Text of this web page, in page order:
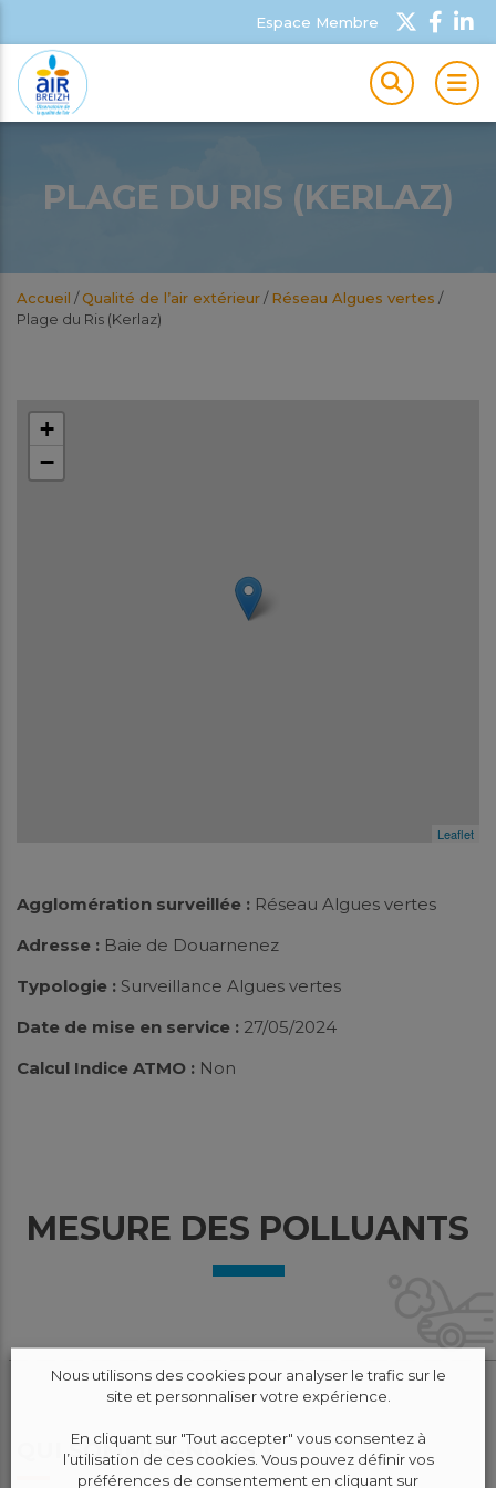
Espace Membre
PLAGE DU RIS (KERLAZ)
Accueil /Qualité de l’air extérieur/Réseau Algues vertes /
Plage du Ris (Kerlaz)
+
−
Leaflet
Agglomération surveillée : Réseau Algues vertes
Adresse : Baie de Douarnenez
Typologie : Surveillance Algues vertes
Date de mise en service : 27/05/2024
Calcul Indice ATMO : Non
MESURE DES POLLUANTS
QUI SOMMES-NOUS ?
Nous utilisons des cookies pour analyser le trafic sur le
site et personnaliser votre expérience.
En cliquant sur "Tout accepter" vous consentez à
l’utilisation de ces cookies. Vous pouvez définir vos
préférences de consentement en cliquant sur